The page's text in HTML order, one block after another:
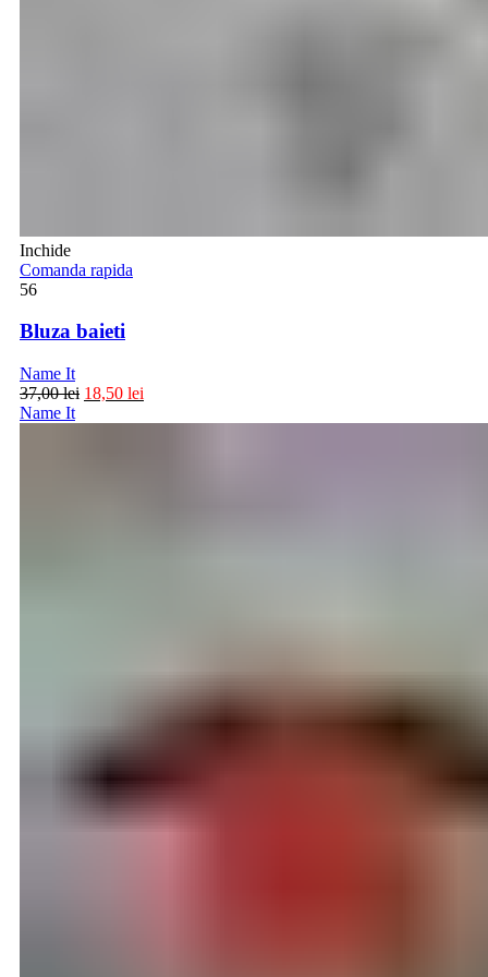
Inchide
Comanda rapida
56
Bluza baieti
Name It
37,00lei 18,50 lei
Name It